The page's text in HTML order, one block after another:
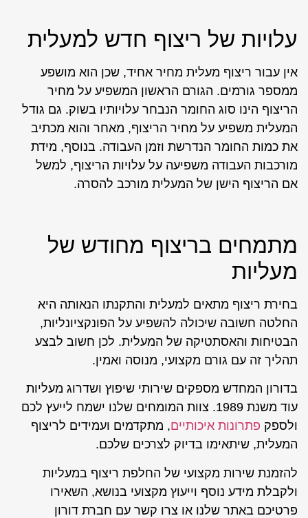
עלויות של ריצוף חדש למעלית
אין עבור ריצוף מעלית מחיר אחיד, שכן הוא מושפע
ממספר גורמים. הגורם הראשון המשפיע על מחיר
הריצוף הינו סוג החומר הנבחר עלויותיו בשוק. גם גודל
המעלית משפיע על מחיר הריצוף, מאחר והוא מכתיב
את כמות החומר הנדרשת וזמן העבודה. בנוסף, מידת
מורכבות העבודה משפיעה על עלויות הריצוף, למשל
אם הריצוף הישן של המעלית מורכב להסרה.
מתמחים בריצוף מחודש של
מעליות
בחירת ריצוף מתאים למעלית והתקנתו הנאותה היא
החלטה חשובה שיכולה להשפיע על הפונקציונליות,
הבטיחות והאסתטיקה של המעלית. לכן חשוב לבצע
תהליך זה עם גורם מקצועי, מנוסה ואמין.
בדורון המחדש מספקים שירותי שיפוץ ושדרוג מעליות
עוד משנת 1989. צוות המומחים שלנו ישמח לייעץ לכם
ולספק פתרונות איכותיים, מתקדמים ועמידים לריצוף
המעלית, שיתאימו בדיוק לצרכים שלכם.
להזמנת שירות מקצועי של החלפת ריצוף במעליות
ולקבלת מידע נוסף וייעוץ מקצועי בנושא, השאירו
פרטיכם באתר שלנו או צרו קשר עם חברת דורון